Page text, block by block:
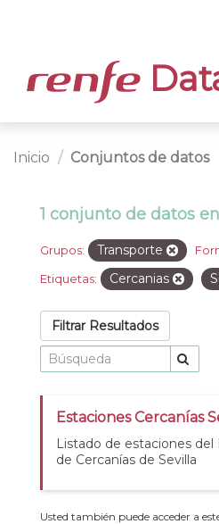
Inicio Conjuntos de datos
1 conjunto de datos
Grupos: Transporte
Etiquetas: Cercanias
Filtrar Resultados
Estaciones Cercanías
Listado de estaciones del
de Cercanías de Sevilla
Usted también puede acceder a